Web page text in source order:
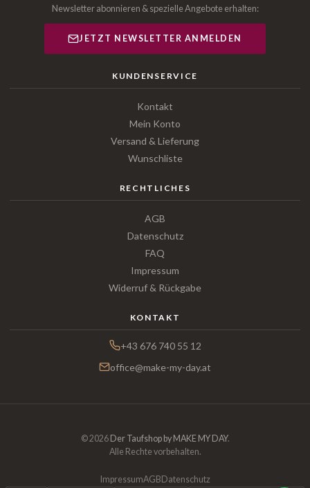
Newsletter abonnieren & spezielle Angebote erhalten:
JETZT NEWSLETTER ANMELDEN
KUNDENSERVICE
Kontakt
Mein Konto
Versand & Lieferung
Wunschliste
RECHTLICHES
AGB
Datenschutz
FAQ
Impressum
Widerruf & Rückgabe
KONTAKT
+43 676 740 55 12
office@make-my-day.at
© 2026 Der Taufshop by MAKE MY DAY.
Alle Rechte vorbehalten.
ImpressumAGB Datenschutz